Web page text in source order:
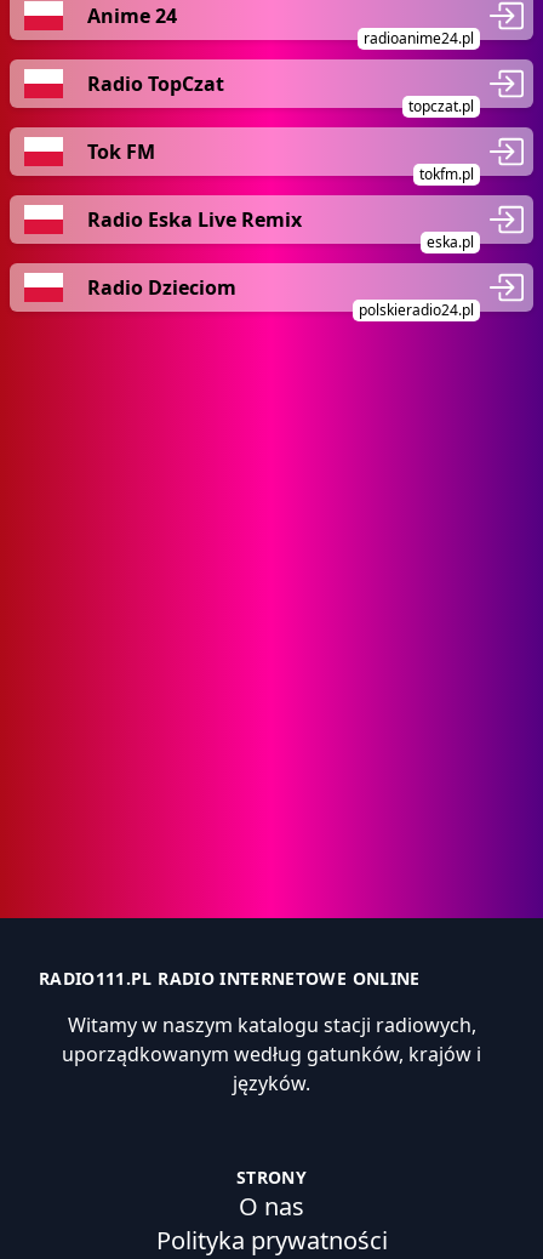
Anime 24
radioanime24.pl
Radio TopCzat
topczat.pl
Tok FM
tokfm.pl
Radio Eska Live Remix
eska.pl
Radio Dzieciom
polskieradio24.pl
RADIO111.PL RADIO INTERNETOWE ONLINE
Witamy w naszym katalogu stacji radiowych,
uporządkowanym według gatunków, krajów i
języków.
STRONY
O nas
Polityka prywatności